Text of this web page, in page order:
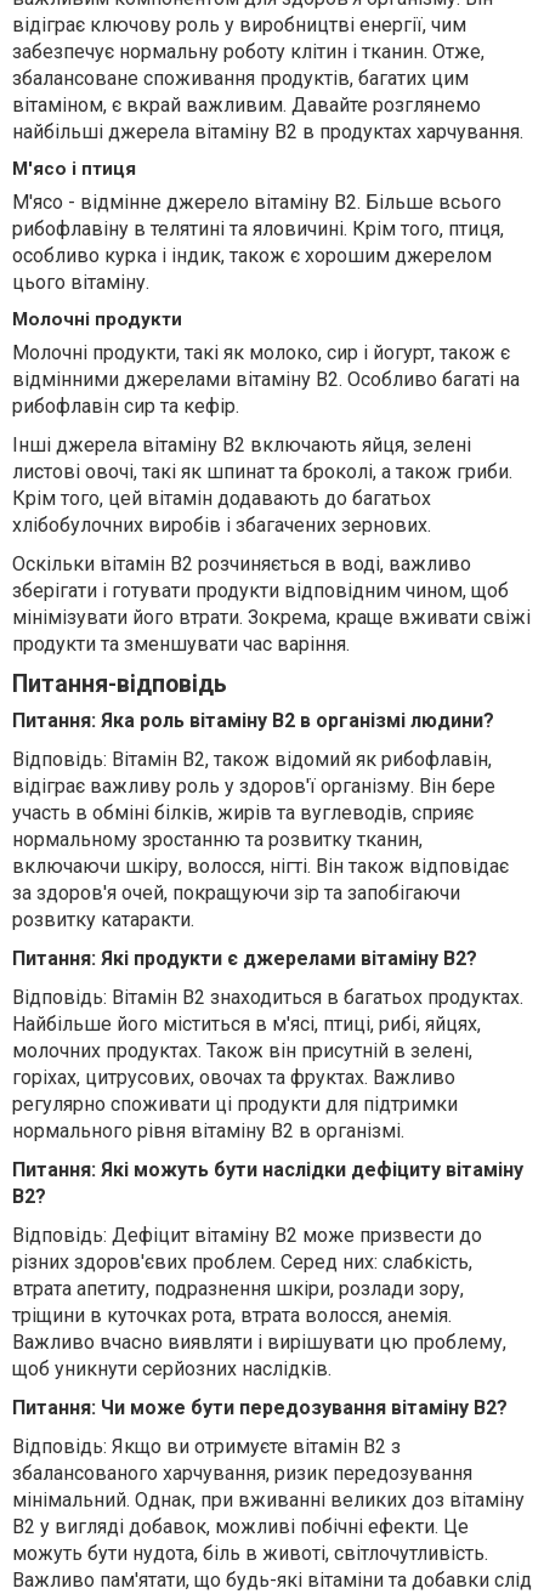
відіграє ключову роль у виробництві енергії, чим
забезпечує нормальну роботу клітин і тканин. Отже,
збалансоване споживання продуктів, багатих цим
вітаміном, є вкрай важливим. Давайте розглянемо
найбільші джерела вітаміну В2 в продуктах харчування.
М'ясо і птиця
М'ясо - відмінне джерело вітаміну В2. Більше всього
рибофлавіну в телятині та яловичині. Крім того, птиця,
особливо курка і індик, також є хорошим джерелом
цього вітаміну.
Молочні продукти
Молочні продукти, такі як молоко, сир і йогурт, також є
відмінними джерелами вітаміну В2. Особливо багаті на
рибофлавін сир та кефір.
Інші джерела вітаміну В2 включають яйця, зелені
листові овочі, такі як шпинат та броколі, а також гриби.
Крім того, цей вітамін додавають до багатьох
хлібобулочних виробів і збагачених зернових.
Оскільки вітамін В2 розчиняється в воді, важливо
зберігати і готувати продукти відповідним чином, щоб
мінімізувати його втрати. Зокрема, краще вживати свіжі
продукти та зменшувати час варіння.
Питання-відповідь
Питання: Яка роль вітаміну В2 в організмі людини?
Відповідь: Вітамін В2, також відомий як рибофлавін,
відіграє важливу роль у здоров'ї організму. Він бере
участь в обміні білків, жирів та вуглеводів, сприяє
нормальному зростанню та розвитку тканин,
включаючи шкіру, волосся, нігті. Він також відповідає
за здоров'я очей, покращуючи зір та запобігаючи
розвитку катаракти.
Питання: Які продукти є джерелами вітаміну В2?
Відповідь: Вітамін В2 знаходиться в багатьох продуктах.
Найбільше його міститься в м'ясі, птиці, рибі, яйцях,
молочних продуктах. Також він присутній в зелені,
горіхах, цитрусових, овочах та фруктах. Важливо
регулярно споживати ці продукти для підтримки
нормального рівня вітаміну В2 в організмі.
Питання: Які можуть бути наслідки дефіциту вітаміну
В2?
Відповідь: Дефіцит вітаміну В2 може призвести до
різних здоров'євих проблем. Серед них: слабкість,
втрата апетиту, подразнення шкіри, розлади зору,
тріщини в куточках рота, втрата волосся, анемія.
Важливо вчасно виявляти і вирішувати цю проблему,
щоб уникнути серйозних наслідків.
Питання: Чи може бути передозування вітаміну В2?
Відповідь: Якщо ви отримуєте вітамін В2 з
збалансованого харчування, ризик передозування
мінімальний. Однак, при вживанні великих доз вітаміну
В2 у вигляді добавок, можливі побічні ефекти. Це
можуть бути нудота, біль в животі, світлочутливість.
Важливо пам'ятати, що будь-які вітаміни та добавки слід